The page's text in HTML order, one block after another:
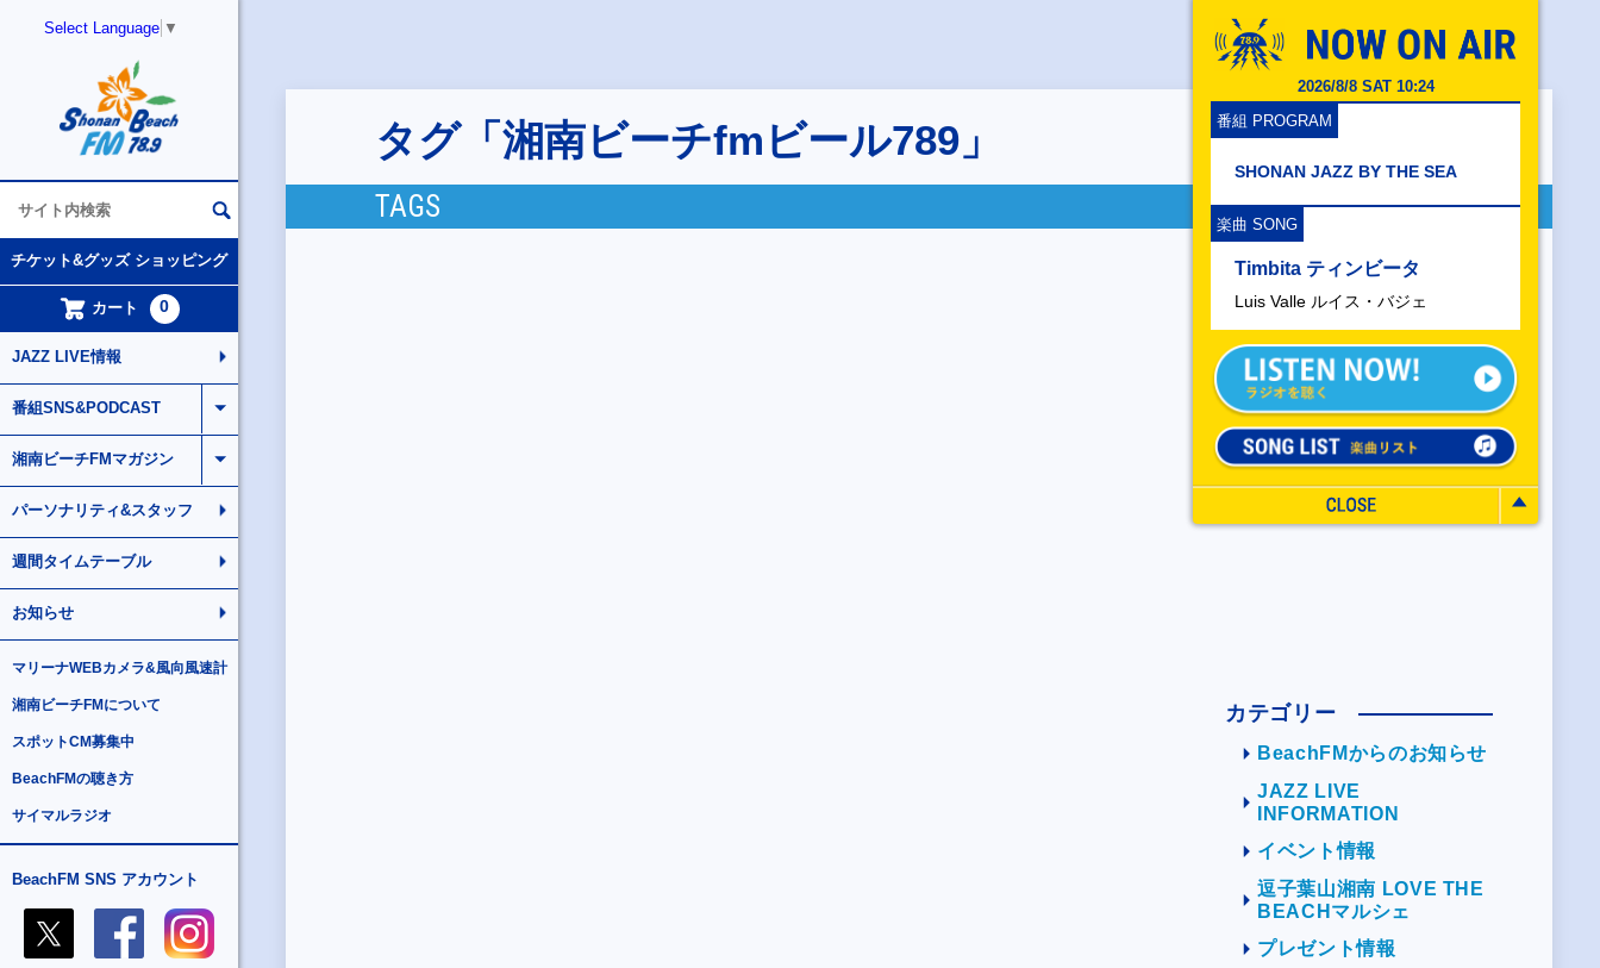
Select Language ▼
2026/8/8 SAT 10:24
番組 PROGRAM
SHONAN JAZZ BY THE SEA
楽曲 SONG
Timbita ティンビータ
Luis Valle ルイス・バジェ
チケット&グッズ ショッピング
カート 0
JAZZ LIVE情報
番組SNS&PODCAST
湘南ビーチFMマガジン
パーソナリティ&スタッフ
週間タイムテーブル
お知らせ
マリーナWEBカメラ&風向風速計
湘南ビーチFMについて
スポットCM募集中
BeachFMの聴き方
サイマルラジオ
BeachFM SNS アカウント
タグ「湘南ビーチfmビール789」
TAGS
カテゴリー
BeachFMからのお知らせ
JAZZ LIVE
INFORMATION
イベント情報
逗子葉山湘南 LOVE THE
BEACHマルシェ
プレゼント情報